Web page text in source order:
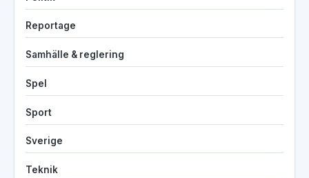
Reportage
Samhälle & reglering
Spel
Sport
Sverige
Teknik